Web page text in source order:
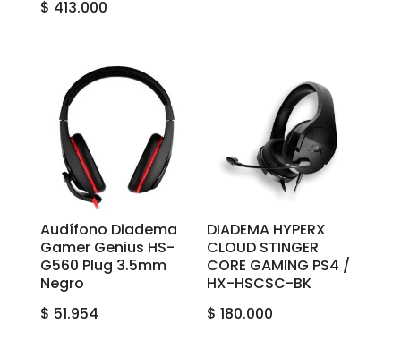
$ 413.000
Audífono Diadema
Gamer Genius HS-
G560 Plug 3.5mm
Negro
$ 51.954
DIADEMA HYPERX
CLOUD STINGER
CORE GAMING PS4 /
HX-HSCSC-BK
$ 180.000